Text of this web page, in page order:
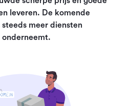
leveren. De komende
meer diensten
onderneemt.